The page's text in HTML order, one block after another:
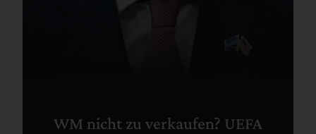
WM nicht zu verkaufen? UEFA